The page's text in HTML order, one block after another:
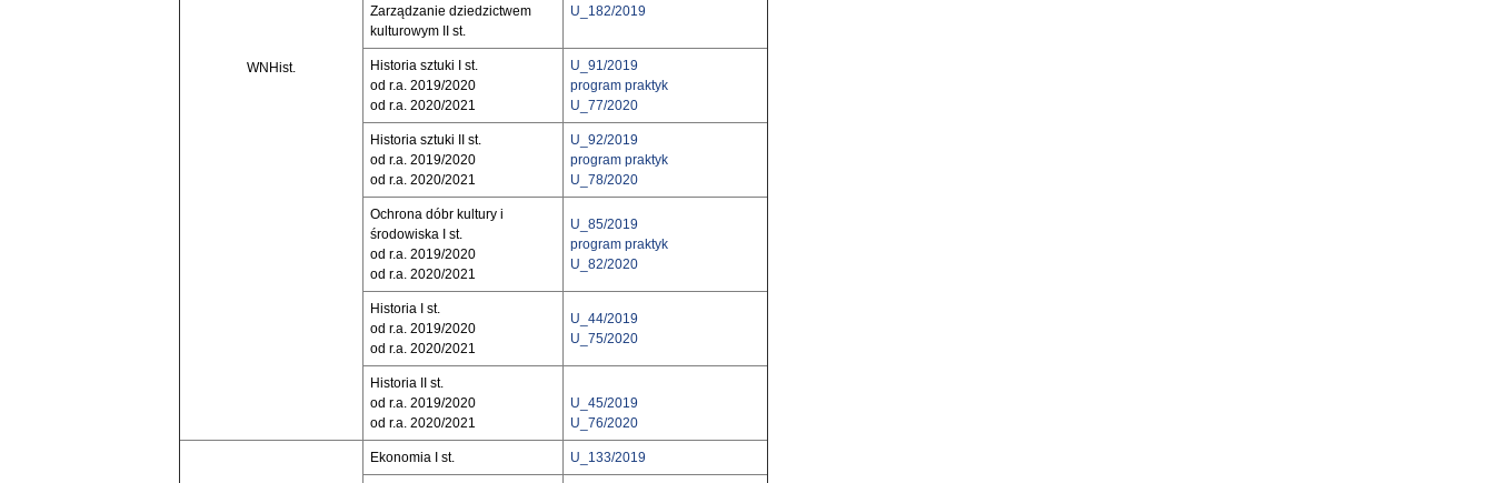
WNHist.
Zarządzanie dziedzictwem
kulturowym II st.
U_182/2019
Historia sztuki I st.
od r.a. 2019/2020
od r.a. 2020/2021
U_91/2019
program praktyk
U_77/2020
Historia sztuki II st.
od r.a. 2019/2020
od r.a. 2020/2021
U_92/2019
program praktyk
U_78/2020
Ochrona dóbr kultury i
środowiska I st.
od r.a. 2019/2020
od r.a. 2020/2021
U_85/2019
program praktyk
U_82/2020
Historia I st.
od r.a. 2019/2020
od r.a. 2020/2021
U_44/2019
U_75/2020
Historia II st.
od r.a. 2019/2020
od r.a. 2020/2021
U_45/2019
U_76/2020
Ekonomia I st. U_133/2019